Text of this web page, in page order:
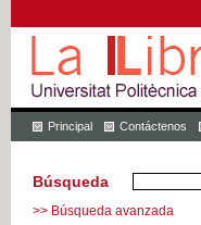
Principal Contáctenos
Búsqueda
>> Búsqueda avanzada